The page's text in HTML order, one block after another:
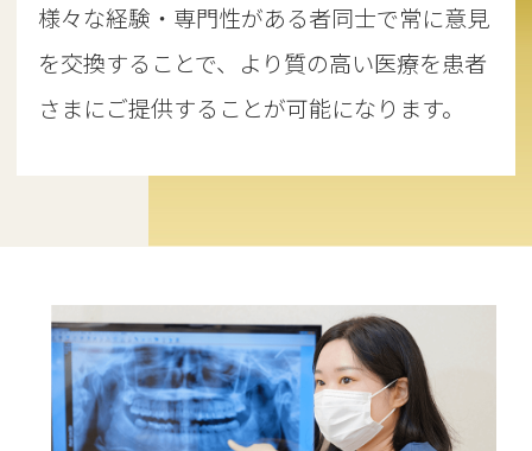
様々な経験・専門性がある者同士で常に意見
を交換することで、より質の高い医療を患者
さまにご提供することが可能になります。